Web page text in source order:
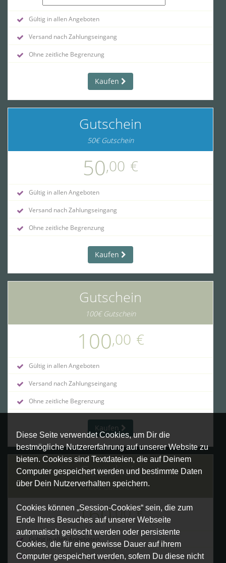
Diese Seite verwendet Cookies, um Dir die
bestmögliche Nutzererfahrung auf unserer Website zu
bieten. Cookies sind Textdateien, die auf Deinem
Computer gespeichert werden und bestimmte Daten
über Dein Nutzerverhalten speichern.
Cookies können „Session-Cookies“ sein, die zum
Ende Ihres Besuches auf unserer Webseite
automatisch gelöscht werden oder persistente
Cookies, die für eine gewisse Dauer auf ihrem
Computer gespeichert werden, sofern Du diese nicht
Gültig in allen Angeboten
Versand nach Zahlungseingang
Ohne zeitliche Begrenzung
Kaufen
Gutschein
50€ Gutschein
50,00 €
Gültig in allen Angeboten
Versand nach Zahlungseingang
Ohne zeitliche Begrenzung
Kaufen
Gutschein
100€ Gutschein
100,00 €
Gültig in allen Angeboten
Versand nach Zahlungseingang
Ohne zeitliche Begrenzung
Kaufen
Gutschein
160€ Gutschein
160,00 €
Gültig in allen Angeboten
Versand nach Zahlungseingang